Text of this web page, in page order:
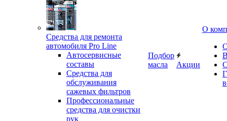
Средства для ремонта
автомобиля Pro Line
Автосервисные
составы
Средства для
обслуживания
сажевых фильтров
Профессиональные
средства для очистки
рук
Подбор
масла
Акции
О